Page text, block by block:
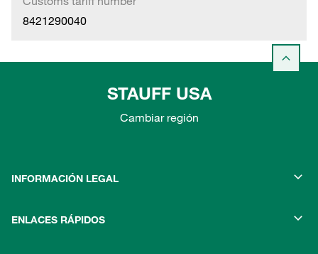
8421290040
STAUFF USA
Cambiar región
INFORMACIÓN LEGAL
ENLACES RÁPIDOS